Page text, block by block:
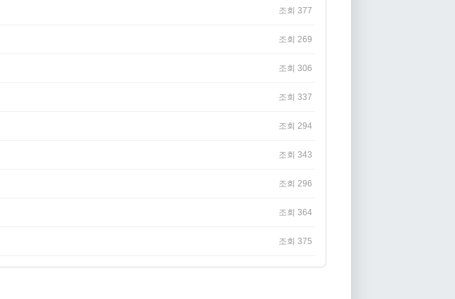
조회 377
조회 269
조회 306
조회 337
조회 294
조회 343
조회 296
조회 364
조회 375